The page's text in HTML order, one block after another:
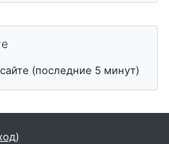
(последние 5 минут)
)